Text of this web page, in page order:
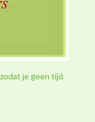
je geen tijd